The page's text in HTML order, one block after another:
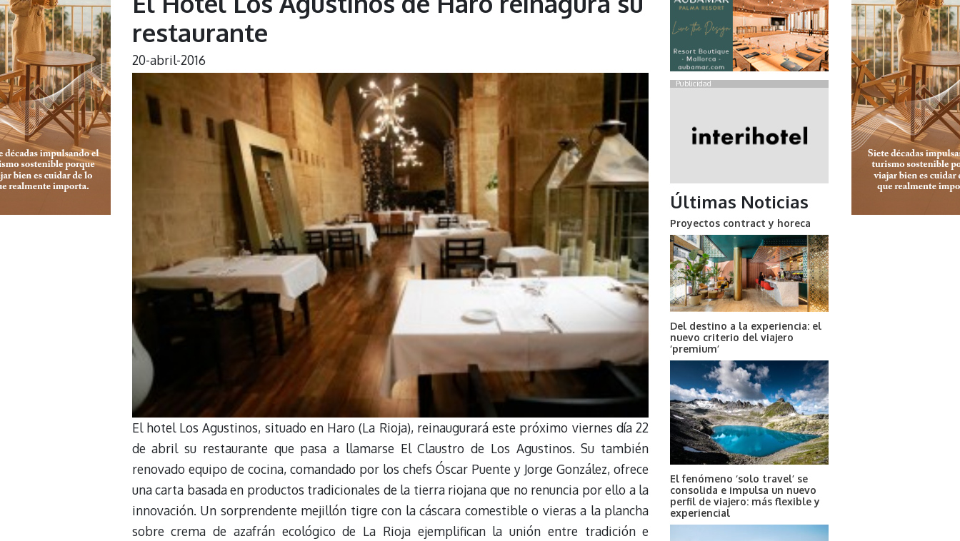
restaurante
20-abril-2016
El hotel Los Agustinos, situado en Haro (La Rioja), reinaugurará este próximo viernes día 22
de abril su restaurante que pasa a llamarse El Claustro de Los Agustinos. Su también
renovado equipo de cocina, comandado por los chefs Óscar Puente y Jorge González, ofrece
una carta basada en productos tradicionales de la tierra riojana que no renuncia por ello a la
innovación. Un sorprendente mejillón tigre con la cáscara comestible o vieras a la plancha
sobre crema de azafrán ecológico de La Rioja ejemplifican la unión entre tradición e
Publicidad
Últimas Noticias
Proyectos contract y horeca
Del destino a la experiencia: el
nuevo criterio del viajero
‘premium’
El fenómeno ‘solo travel’ se
consolida e impulsa un nuevo
perfil de viajero: más flexible y
experiencial